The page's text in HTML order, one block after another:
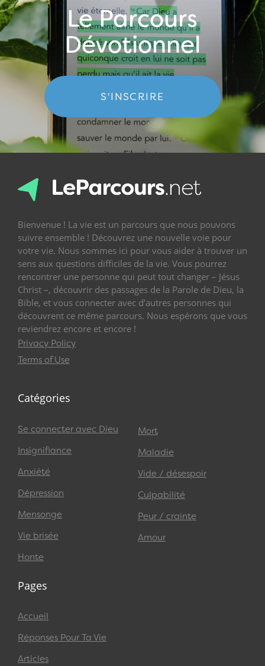
Le Parcours
Dévotionnel
S'INSCRIRE
Bienvenue ! La vie est un parcours que nous pouvons
suivre ensemble ! Découvrez une nouvelle voie pour
votre vie. Nous sommes ici pour vous aider à trouver un
sens aux questions difficiles de la vie. Vous pourrez
rencontrer une personne qui peut tout changer – Jésus
Christ –, découvrir des passages de la Parole de Dieu, la
Bible, et vous connecter avec d’autres personnes qui
découvrent ce même parcours. Nous espérons que vous
reviendrez encore et encore !
Privacy Policy
Terms of Use
Catégories
Se connecter avec Dieu
Insignifiance
Anxiété
Dépression
Mensonge
Vie brisée
Honte
Mort
Maladie
Vide / désespoir
Culpabilité
Peur / crainte
Amour
Pages
Accueil
Réponses Pour Ta Vie
Articles